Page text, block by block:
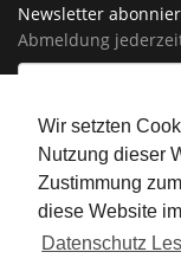
Wir setzten
Nutzung dieser
Zustimmung
diese Website
Datenschutz
Newsletter
Abmeldung
EMAIL-